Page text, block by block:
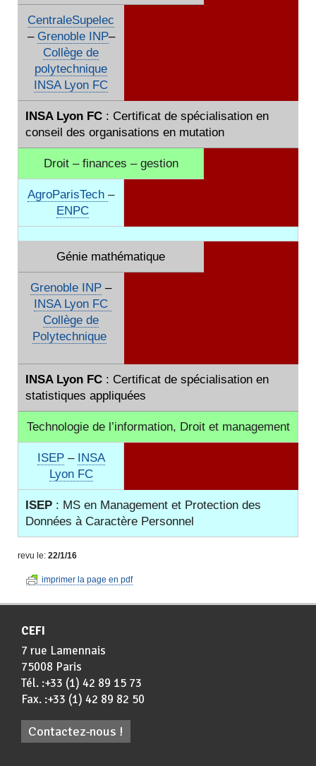
CentraleSupelec
– Grenoble INP–
Collège de
polytechnique
INSA Lyon FC
INSA Lyon FC : Certificat de spécialisation en
conseil des organisations en mutation
Droit – finances – gestion
AgroParisTech –
ENPC
Génie mathématique
Grenoble INP –
INSA Lyon FC
Collège de
Polytechnique
INSA Lyon FC : Certificat de spécialisation en
statistiques appliquées
Technologie de l’information, Droit et management
ISEP– INSA
Lyon FC
ISEP : MS en Management et Protection des
Données à Caractère Personnel
revu le: 22/1/16
imprimer la page en pdf
CEFI
7 rue Lamennais
75008 Paris
Tél. :+33 (1) 42 89 15 73
Fax. :+33 (1) 42 89 82 50
Contactez-nous !